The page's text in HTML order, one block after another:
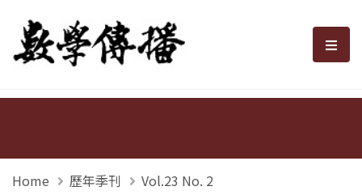
數學傳播 選
Home 歷年季刊 Vol.23 No. 2